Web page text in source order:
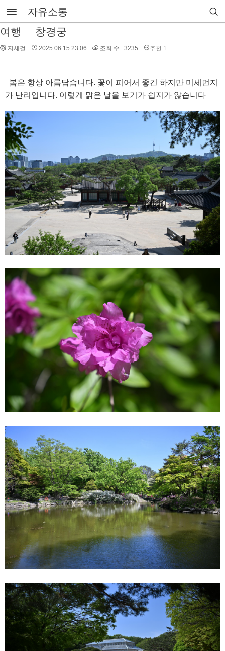
자유소통
여행 창경궁
지세걸 2025.06.15 23:06 조회 수 : 3235 추천:1
봄은 항상 아름답습니다. 꽃이 피어서 좋긴 하지만 미세먼지
가 난리입니다. 이렇게 맑은 날을 보기가 쉽지가 않습니다